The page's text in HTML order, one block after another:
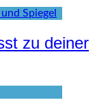
zu deiner